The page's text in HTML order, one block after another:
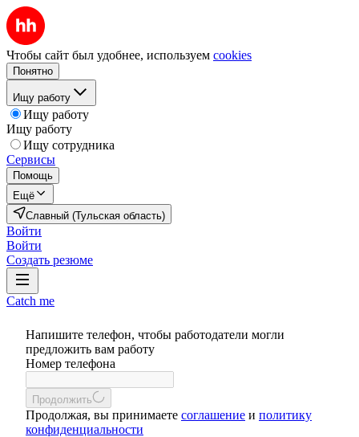
Чтобы сайт был удобнее, используем cookies
Понятно
Ищу работу
Ищу работу
Ищу работу
Ищу сотрудника
Сервисы
Помощь
Ещё
Славный (Тульская область)
Войти
Войти
Создать резюме
Catch me
Напишите телефон, чтобы работодатели могли
предложить вам работу
Номер телефона
Продолжить
Продолжая, вы принимаете соглашение и политику
конфиденциальности